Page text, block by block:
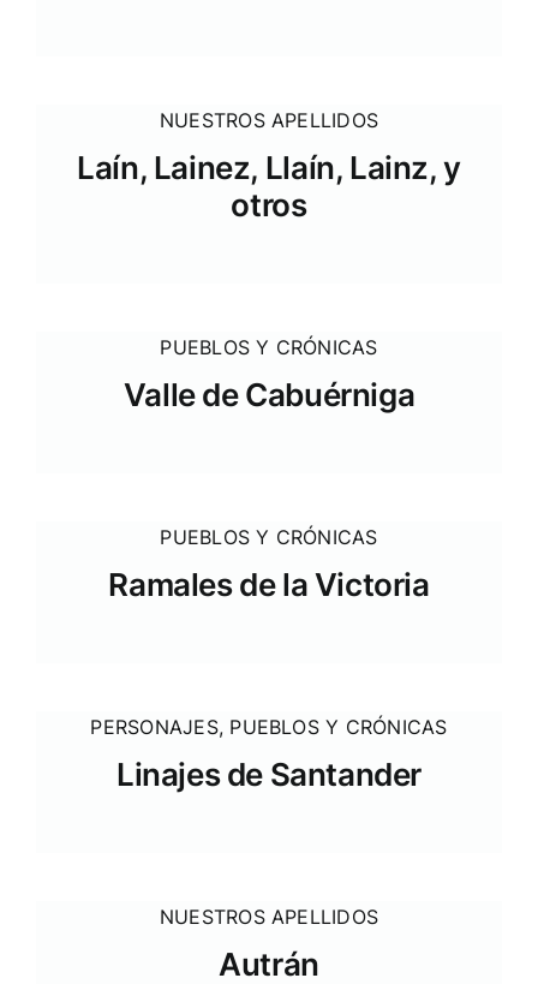
NUESTROS APELLIDOS
Laín, Lainez, Llaín, Lainz, y
otros
PUEBLOS Y CRÓNICAS
Valle de Cabuérniga
PUEBLOS Y CRÓNICAS
Ramales de la Victoria
PERSONAJES, PUEBLOS Y CRÓNICAS
Linajes de Santander
NUESTROS APELLIDOS
Autrán